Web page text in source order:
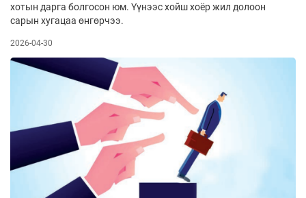
хотын дарга болгосон юм. Үүнээс хойш хоёр жил долоон
сарын хугацаа өнгөрчээ.
2026-04-30